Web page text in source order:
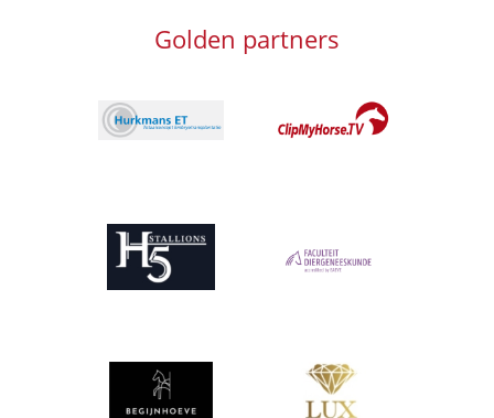
Golden partners
Afbeelding
Afbeelding Afbeelding
Afbeelding Afbeelding